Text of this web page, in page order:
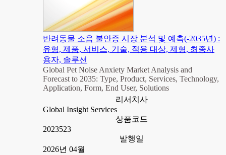
반려동물 소음 불안증 시장 분석 및 예측(-2035년) :
유형, 제품, 서비스, 기술, 적용 대상, 제형, 최종사
용자, 솔루션
Global Pet Noise Anxiety Market Analysis and
Forecast to 2035: Type, Product, Services, Technology,
Application, Form, End User, Solutions
리서치사
Global Insight Services
상품코드
2023523
발행일
2026년 04월